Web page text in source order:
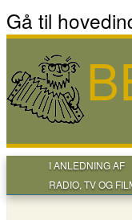
Gå til
I ANLEDNING AF
RADIO, TV OG